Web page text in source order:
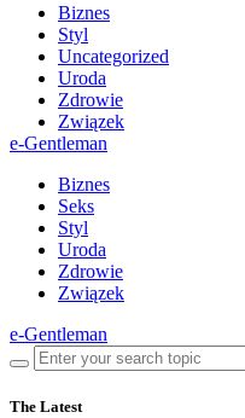
Biznes
Styl
Uncategorized
Uroda
Zdrowie
Związek
e-Gentleman
Biznes
Seks
Styl
Uroda
Zdrowie
Związek
e-Gentleman
The Latest